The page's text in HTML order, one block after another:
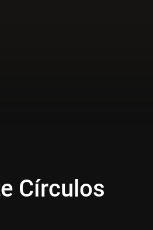
Círculos